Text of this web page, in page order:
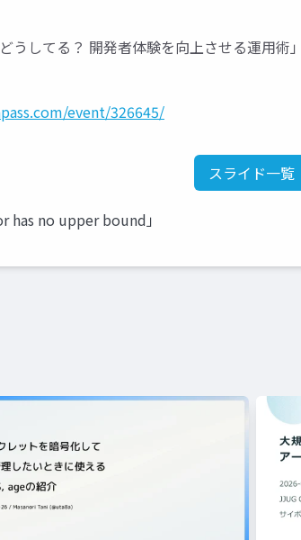
してる？ 開発者体験を向上させる運用術」
event/326645/
スライド一覧
no upper bound」